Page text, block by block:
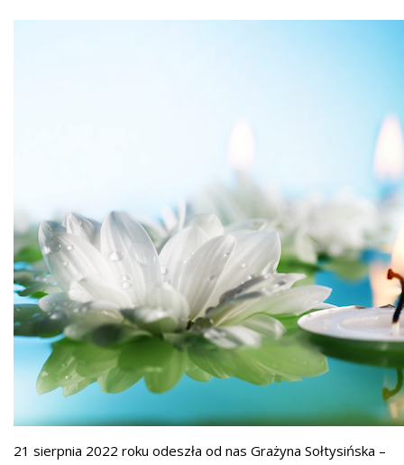
21 sierpnia 2022 roku odeszła od nas Grażyna Sołtysińska –